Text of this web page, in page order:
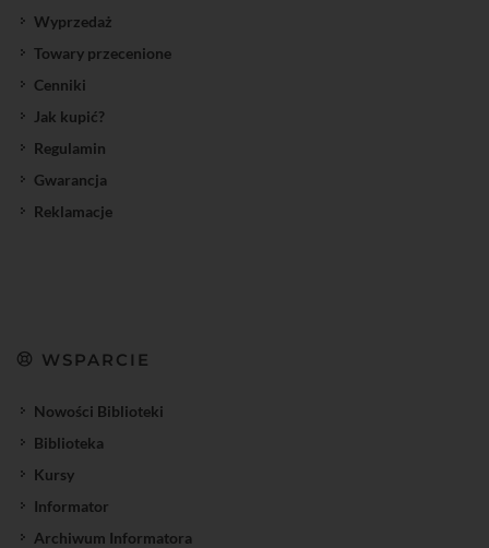
Wyprzedaż
Towary przecenione
Cenniki
Jak kupić?
Regulamin
Gwarancja
Reklamacje
WSPARCIE
Nowości Biblioteki
Biblioteka
Kursy
Informator
Archiwum Informatora